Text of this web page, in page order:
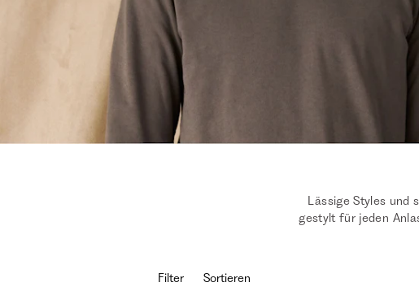
Lässige Styles und
gestylt für jeden
Filter Sortieren